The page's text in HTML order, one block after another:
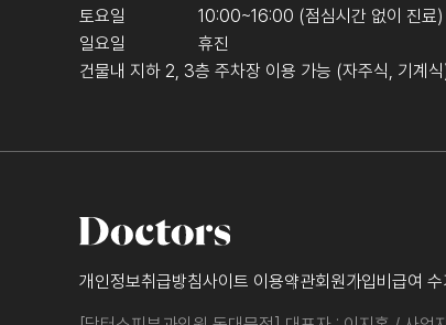
토요일
10:00~16:00 (점심시간 없이 진료)
일요일
휴진
건물내 지하 2, 3층 주차장 이용 가능 (자주식, 기계
개인정보취급방침사이트 이용약관회원가입비급여